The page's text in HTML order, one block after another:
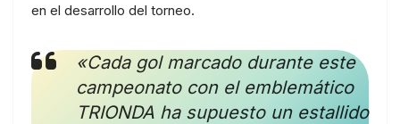
en el desarrollo del torneo.
«Cada gol marcado durante este
campeonato con el emblemático
TRIONDA ha supuesto un estallido